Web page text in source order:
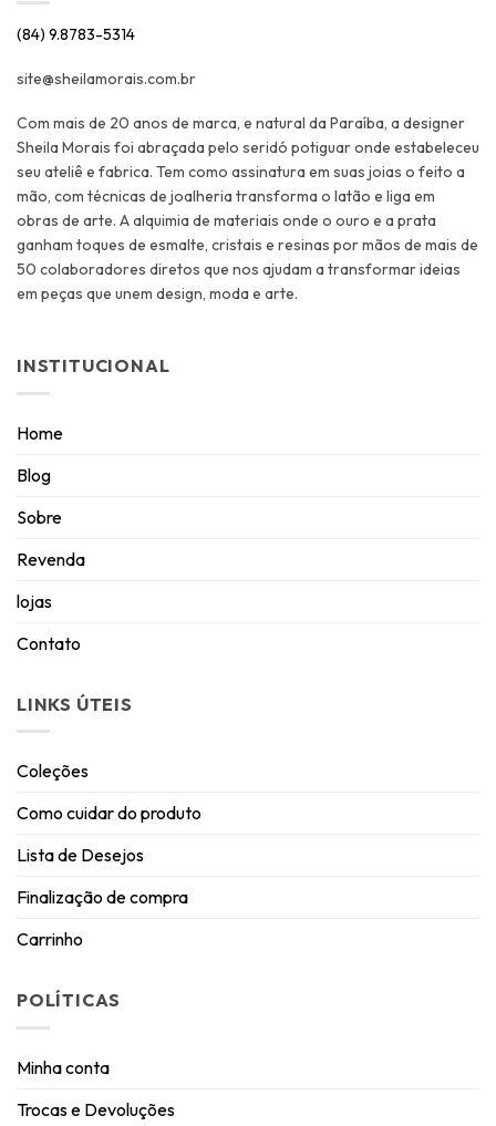
(84) 9.8783-5314
site@sheilamorais.com.br
Com mais de 20 anos de marca, e natural da Paraíba, a designer
Sheila Morais foi abraçada pelo seridó potiguar onde estabeleceu
seu ateliê e fabrica. Tem como assinatura em suas joias o feito a
mão, com técnicas de joalheria transforma o latão e liga em
obras de arte. A alquimia de materiais onde o ouro e a prata
ganham toques de esmalte, cristais e resinas por mãos de mais de
50 colaboradores diretos que nos ajudam a transformar ideias
em peças que unem design, moda e arte.
INSTITUCIONAL
Home
Blog
Sobre
Revenda
lojas
Contato
LINKS ÚTEIS
Coleções
Como cuidar do produto
Lista de Desejos
Finalização de compra
Carrinho
POLÍTICAS
Minha conta
Trocas e Devoluções